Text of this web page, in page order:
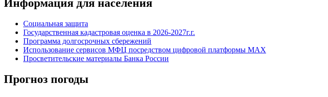
Информация для населения
Социальная защита
Государственная кадастровая оценка в 2026-2027г.г.
Программа долгосрочных сбережений
Использование сервисов МФЦ посредством цифровой платформы MAX
Просветительские материалы Банка России
Прогноз погоды